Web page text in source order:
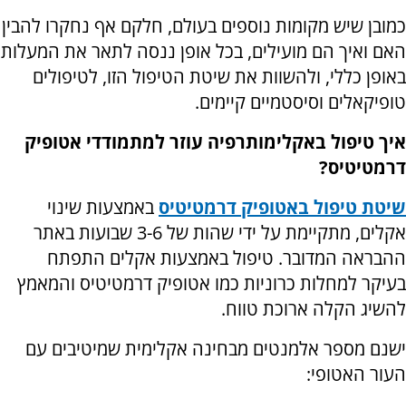
כמובן שיש מקומות נוספים בעולם, חלקם אף נחקרו להבין
האם ואיך הם מועילים, בכל אופן ננסה לתאר את המעלות
באופן כללי, ולהשוות את שיטת הטיפול הזו, לטיפולים
טופיקאלים וסיסטמיים קיימים.
איך טיפול באקלימותרפיה עוזר למתמודדי אטופיק
דרמטיטיס?
שיטת טיפול באטופיק דרמטיטיס באמצעות שינוי
אקלים, מתקיימת על ידי שהות של 3-6 שבועות באתר
ההבראה המדובר. טיפול באמצעות אקלים התפתח
בעיקר למחלות כרוניות כמו אטופיק דרמטיטיס והמאמץ
להשיג הקלה ארוכת טווח.
ישנם מספר אלמנטים מבחינה אקלימית שמיטיבים עם
העור האטופי: